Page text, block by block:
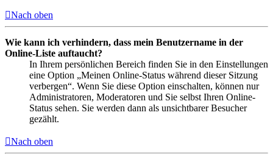
Nach oben
Wie kann ich verhindern, dass mein Benutzername in der
Online-Liste auftaucht?
In Ihrem persönlichen Bereich finden Sie in den Einstellungen
eine Option „Meinen Online-Status während dieser Sitzung
verbergen“. Wenn Sie diese Option einschalten, können nur
Administratoren, Moderatoren und Sie selbst Ihren Online-
Status sehen. Sie werden dann als unsichtbarer Besucher
gezählt.
Nach oben